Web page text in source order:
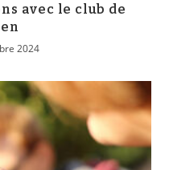
avec le club de
2024